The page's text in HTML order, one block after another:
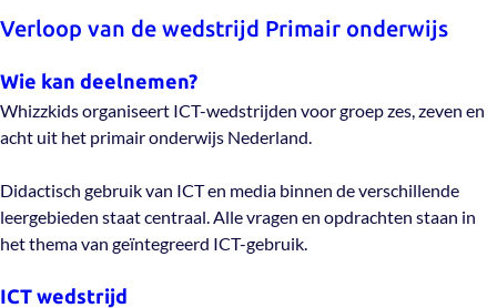
Verloop van de wedstrijd Primair onderwijs
Wie kan deelnemen?
Whizzkids organiseert ICT-wedstrijden voor groep zes, zeven en
acht uit het primair onderwijs Nederland.
Didactisch gebruik van ICT en media binnen de verschillende
leergebieden staat centraal. Alle vragen en opdrachten staan in
het thema van geïntegreerd ICT-gebruik.
ICT wedstrijd